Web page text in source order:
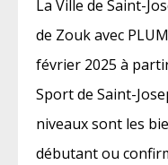
La Ville de Saint-
de Zouk avec
février 2025 à
Sport de Saint-
niveaux sont les
débutant ou